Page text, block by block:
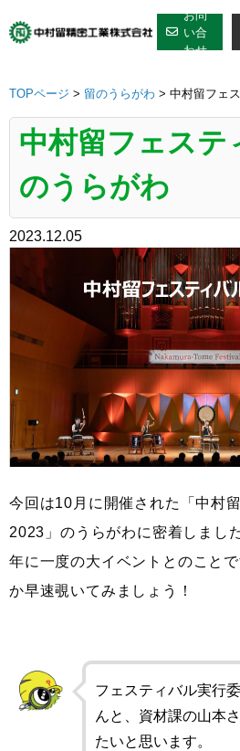
to
お問
い合
わせ
TOPページ > 留のうらがわ > 中村留フェ
中村留フェステ
のうらがわ
2023.12.05
今回は10月に開催された「中村
2023」のうらがわに密着しました
年に一度の大イベントとのこと
か早速覗いてみましょう！
フェスティバル実行
んと、資材課の山本
たいと思います。